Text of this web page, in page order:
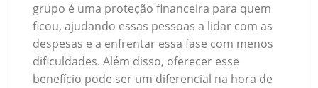
grupo é uma proteção financeira para quem
ficou, ajudando essas pessoas a lidar com as
despesas e a enfrentar essa fase com menos
dificuldades. Além disso, oferecer esse
benefício pode ser um diferencial na hora de